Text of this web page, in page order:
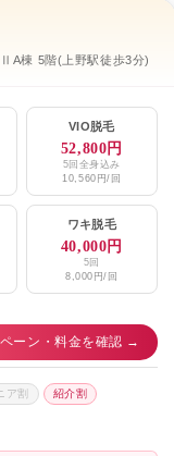
棟 5階(上野駅徒歩3分)
VIO脱毛
52,800円
5回全身込み
10,560円/回
ワキ脱毛
40,000円
5回
8,000円/回
ーン・料金を確認 →
ア割 紹介割